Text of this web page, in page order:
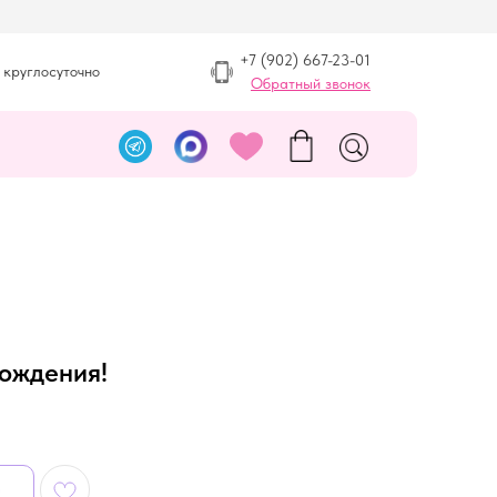
+7 (902) 667-23-01
Обратный звонок